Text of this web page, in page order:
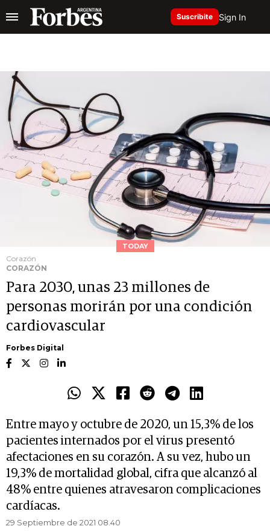
Suscribite Sign In
TODAY
Corazón
CORAZÓN
Para 2030, unas 23 millones de
personas morirán por una condición
cardiovascular
Forbes Digital
Entre mayo y octubre de 2020, un 15,3% de los
pacientes internados por el virus presentó
afectaciones en su corazón. A su vez, hubo un
19,3% de mortalidad global, cifra que alcanzó al
48% entre quienes atravesaron complicaciones
cardíacas.
29 Septiembre de 2021 08.40